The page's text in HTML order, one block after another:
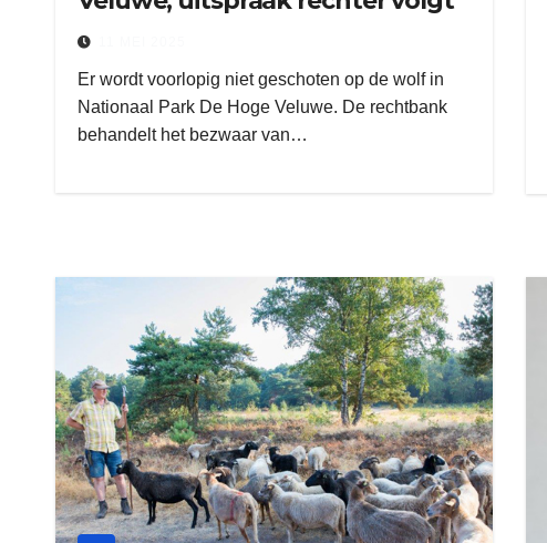
Er wordt voorlopig niet geschoten op de wolf in
Nationaal Park De Hoge Veluwe. De rechtbank
behandelt het bezwaar van…